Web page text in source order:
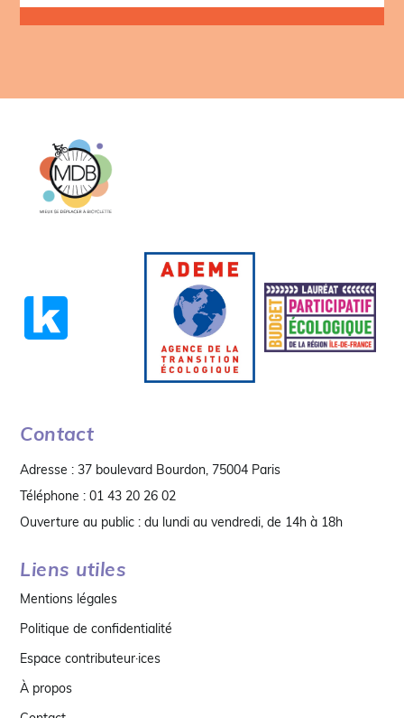
Contact
Adresse : 37 boulevard Bourdon, 75004 Paris
Téléphone : 01 43 20 26 02
Ouverture au public : du lundi au vendredi, de 14h à 18h
Liens utiles
Mentions légales
Politique de confidentialité
Espace contributeur·ices
À propos